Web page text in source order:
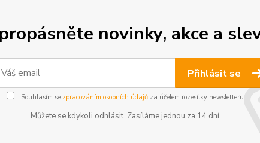
novinky, akce a
Přihlásit se
Souhlasím se zpracováním osobních údajůza účelem rozesílky newsletteru.
Můžete se kdykoli odhlásit. Zasíláme jednou za 14 dní.